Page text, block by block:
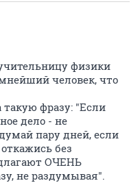
физики
человек, что
такую фразу: "Если
дело - не
пару дней, если
без
ОЧЕНЬ
не раздумывая".